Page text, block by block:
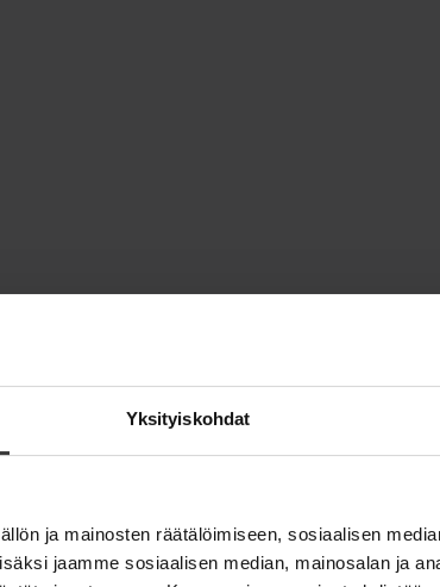
Yksityiskohdat
ja mainosten räätälöimiseen, sosiaalisen
jaamme sosiaalisen median, mainosalan ja